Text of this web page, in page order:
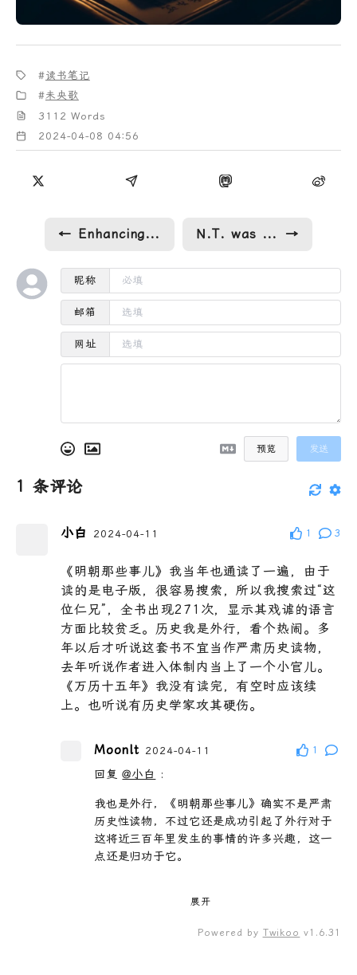
读书笔记
未央歌
3112 Words
2024-04-08 04:56
← Enhancing Workflow Efficiency: Practical Git Strategies in Action N.T. was the hint for 2023 →
昵称
邮箱
网址
预览 发送
1 条评论
小白 2024-04-11 1 3
《明朝那些事儿》我当年也通读了一遍，由于
读的是电子版，很容易搜索，所以我搜索过“这
位仁兄”，全书出现271次，显示其戏谑的语言
方面比较贫乏。历史我是外行，看个热闹。多
年以后才听说这套书不宜当作严肃历史读物，
去年听说作者进入体制内当上了一个小官儿。
《万历十五年》我没有读完，有空时应该续
上。也听说有历史学家攻其硬伤。
Moonlt 2024-04-11 1
回复@小白 :
我也是外行，《明朝那些事儿》确实不是严肃
历史性读物，不过它还是成功引起了外行对于
这将近三百年里发生的事情的许多兴趣，这一
点还是归功于它。
2024-04-12展开
Powered by Twikoo v1.6.31